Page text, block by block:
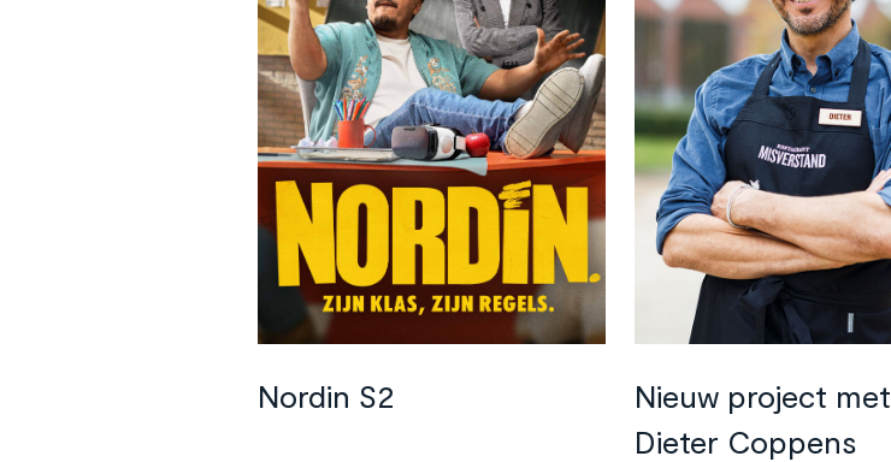
Nordin S2
Nieuw project met
Dieter Coppens